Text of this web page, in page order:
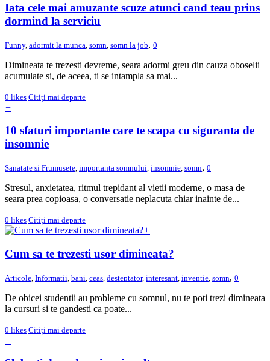
Iata cele mai amuzante scuze atunci cand teau prins
dormind la serviciu
Funny, adormit la munca somn somn la job, 0
Dimineata te trezesti devreme, seara adormi greu din cauza oboselii
acumulate si, de aceea, ti se intampla sa mai...
0 likes Citiți mai departe
+
10 sfaturi importante care te scapa cu siguranta de
insomnie
Sanatate si Frumusete, importanta somnului, insomnie, somn, 0
Stresul, anxietatea, ritmul trepidant al vietii moderne, o masa de
seara prea copioasa, o conversatie neplacuta chiar inainte de...
0 likes Citiți mai departe
+
Cum sa te trezesti usor dimineata?
Articole Informatii bani ceas desteptator, interesant inventie somn, 0
De obicei studentii au probleme cu somnul, nu te poti trezi dimineata
la cursuri si te gandesti ca poate...
0 likes Citiți mai departe
+